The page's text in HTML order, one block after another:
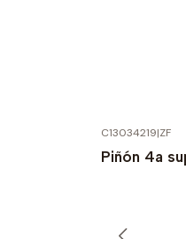
C13034219|ZF
Piñón 4a